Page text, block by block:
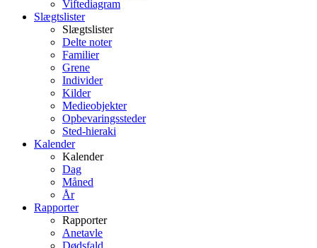
Viftediagram
Slægtslister
Slægtslister
Delte noter
Familier
Grene
Individer
Kilder
Medieobjekter
Opbevaringssteder
Sted-hieraki
Kalender
Kalender
Dag
Måned
År
Rapporter
Rapporter
Anetavle
Dødsfald